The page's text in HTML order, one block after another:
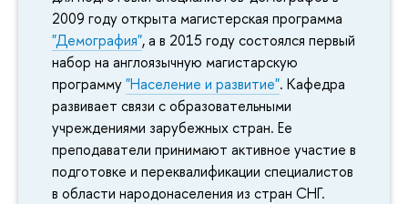
2009 году открыта магистерская программа
"Демография", а в 2015 году состоялся первый
набор на англоязычную магистарскую
программу"Население и развитие". Кафедра
развивает связи с образовательными
учреждениями зарубежных стран. Ее
преподаватели принимают активное участие в
подготовке и переквалификации специалистов
в области народонаселения из стран СНГ.